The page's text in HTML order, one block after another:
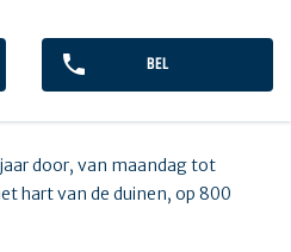
BEL
door, van maandag tot
hart van de duinen, op 800